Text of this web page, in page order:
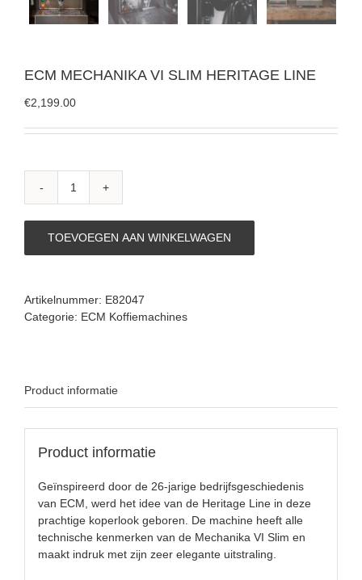
ECM MECHANIKA VI SLIM HERITAGE LINE
€2,199.00
ECM
SLIM
aantal
TOEVOEGEN AAN WINKELWAGEN
Artikelnummer: E82047
Categorie: ECM Koffiemachines
Product informatie
Product informatie
Geïnspireerd door de 26-jarige bedrijfsgeschiedenis
van ECM, werd het idee van de Heritage Line in deze
prachtige koperlook geboren. De machine heeft alle
technische kenmerken van de Mechanika VI Slim en
maakt indruk met zijn zeer elegante uitstraling.